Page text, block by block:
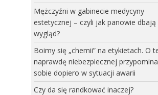
Mężczyźni w gabinecie medycyny
estetycznej – czyli jak panowie
wygląd?
Boimy się „chemii” na etykietach. O
naprawdę niebezpiecznej
sobie dopiero w sytuacji awarii
Czy da się randkować inaczej?